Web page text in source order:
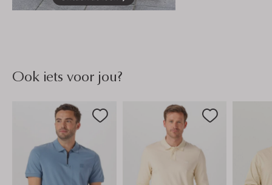
Ook iets voor jou?